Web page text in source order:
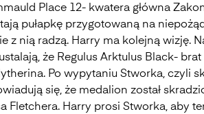
Place 12- kwatera główna
pułapkę przygotowaną na
z nią radzą. Harry ma kolejną wizję.
że Regulus Arktulus Black- brat
Po wypytaniu Stworka, czyli
się, że medalion został
Fletchera. Harry prosi Stworka, aby